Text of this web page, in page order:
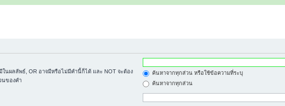
ในผลลัพธ์, OR อาจมีหรือไม่มีคำนี้ก็ได้ และ NOT จะต้อง
นของคำ
ค้นหาจากทุกส่วน หรือใช้ข้อความที่ระบุ
ค้นหาจากทุกส่วน